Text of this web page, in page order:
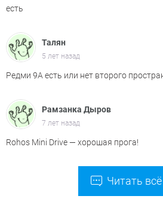
есть
Талян
5 лет назад
Редми 9А есть или нет второго
Рамзанка Дыров
7 лет назад
Rohos Mini Drive — хорошая прога!
Читать